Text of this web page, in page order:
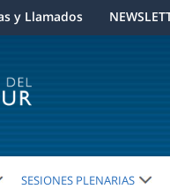
y Llamados
SESIONES PLENARIAS